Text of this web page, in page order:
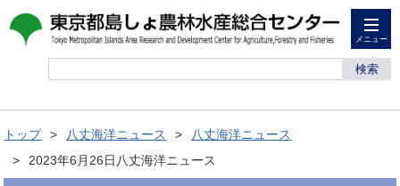
メニュー
検索
トップ 八丈海洋ニュース
八丈海洋ニュース
2023年6月26日八丈海洋ニュース